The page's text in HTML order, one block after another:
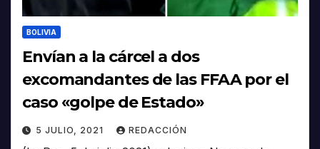
BOLIVIA
Envían a la cárcel a dos
excomandantes de las FFAA por el
caso «golpe de Estado»
5 JULIO, 2021 REDACCIÓN